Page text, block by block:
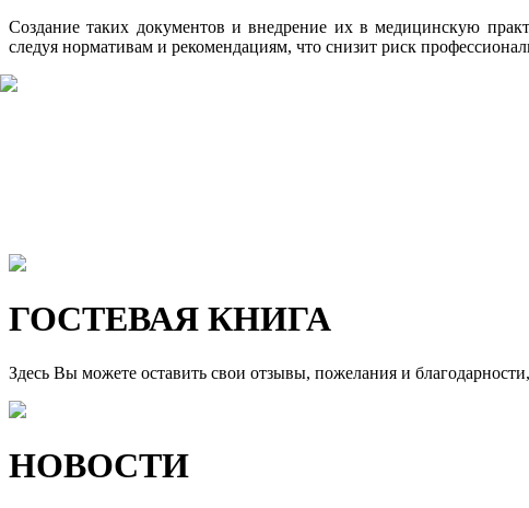
Создание таких документов и внедрение их в медицинскую
следуя нормативам и рекомендациям, что снизит риск
ГОСТЕВАЯ КНИГА
Здесь Вы можете оставить свои отзывы, пожелания и благодарности,
НОВОСТИ